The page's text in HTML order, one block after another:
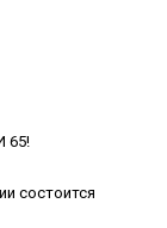
65!
состоится